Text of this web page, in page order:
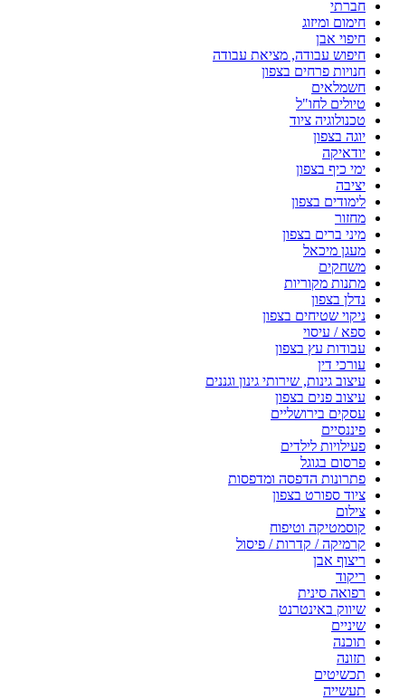
חברתי
חימום ומיזוג
חיפוי אבן
חיפוש עבודה, מציאת עבודה
חנויות פרחים בצפון
חשמלאים
טיולים לחו"ל
טכנולוגיה ציוד
יוגה בצפון
יודאיקה
ימי כיף בצפון
יציבה
לימודים בצפון
מחזור
מיני ברים בצפון
מעגן מיכאל
משחקים
מתנות מקוריות
נדלן בצפון
ניקוי שטיחים בצפון
ספא / עיסוי
עבודות עץ בצפון
עורכי דין
עיצוב גינות, שירותי גינון וגננים
עיצוב פנים בצפון
עסקים בירושליים
פיננסיים
פעילויות לילדים
פרסום בגוגל
פתרונות הדפסה ומדפסות
ציוד ספורט בצפון
צילום
קוסמטיקה וטיפוח
קרמיקה / קדרות / פיסול
ריצוף אבן
ריקוד
רפואה סינית
שיווק באינטרנט
שיניים
תוכנה
תזונה
תכשיטים
תעשייה